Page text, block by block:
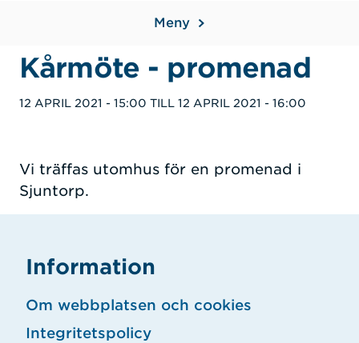
Meny
Kårmöte - promenad
12 APRIL 2021 - 15:00 TILL 12 APRIL 2021 - 16:00
Vi träffas utomhus för en promenad i
Sjuntorp.
Information
Om webbplatsen och cookies
Integritetspolicy